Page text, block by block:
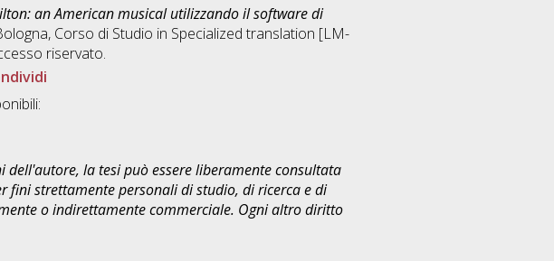
an American musical utilizzando il software di
Corso di Studio in Specialized translation [LM-
riservato.
la tesi può essere liberamente consultata
fini strettamente personali di studio, di ricerca e di
o indirettamente commerciale. Ogni altro diritto